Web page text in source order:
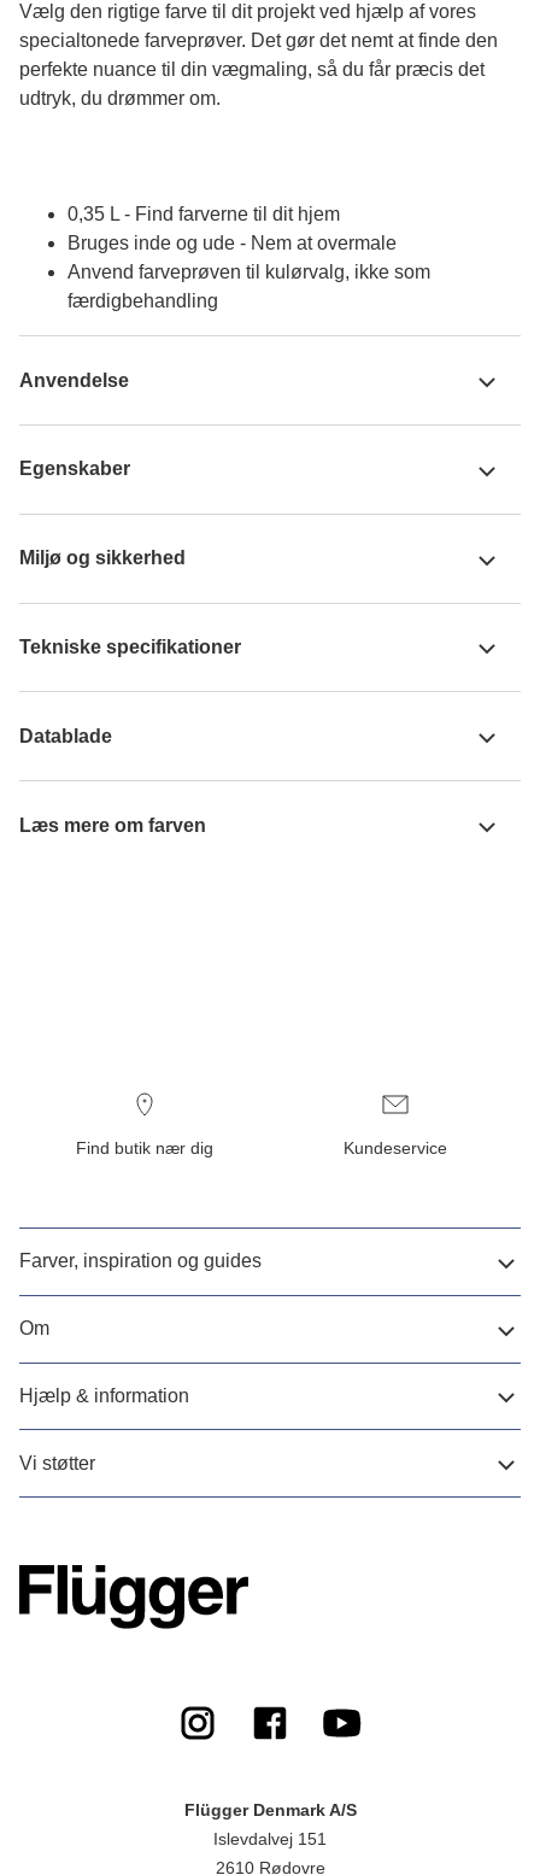
Vælg den rigtige farve til dit projekt ved hjælp af vores
specialtonede farveprøver. Det gør det nemt at finde den
perfekte nuance til din vægmaling, så du får præcis det
udtryk, du drømmer om.
0,35 L - Find farverne til dit hjem
Bruges inde og ude - Nem at overmale
Anvend farveprøven til kulørvalg, ikke som
færdigbehandling
Anvendelse
Egenskaber
Miljø og sikkerhed
Tekniske specifikationer
Datablade
Læs mere om farven
Find butik nær dig Kundeservice
Farver, inspiration og guides
Om
Hjælp & information
Vi støtter
Flügger Denmark A/S
Islevdalvej 151
2610 Rødovre